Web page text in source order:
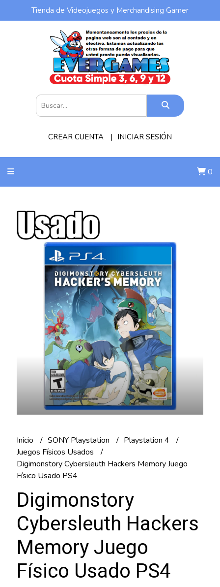
Tienda de Videojuegos y Merchandising Gamer
CREAR CUENTA INICIAR SESIÓN
0
Inicio SONY Playstation
Playstation 4
Juegos Físicos Usados
Digimonstory Cybersleuth Hackers Memory Juego
Físico Usado PS4
Digimonstory
Cybersleuth Hackers
Memory Juego
Físico Usado PS4